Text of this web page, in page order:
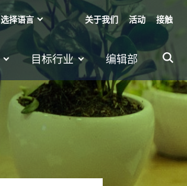
目标行业 编辑部
关于我们 活动 接触
选择语言